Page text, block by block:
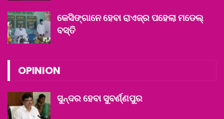
କେସିଙ୍ଗାନେ ହେବା ରାଏଜ୍‌ର ପହେଲା ମଡେଲ୍
ବସ୍ତି
OPINION
ସୁନ୍ଦର ହେବା ସୁବର୍ଣ୍ଣପୁର